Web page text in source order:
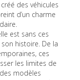
des véhicules
d’un charme
est sans ces
histoire. De la
ces
les limites de
modèles